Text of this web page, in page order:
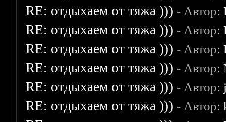
RE: отдыхаем от тяжа ))) - Автор:
RE: отдыхаем от тяжа ))) - Автор:
RE: отдыхаем от тяжа ))) - Автор:
RE: отдыхаем от тяжа ))) - Автор:
RE: отдыхаем от тяжа ))) - Автор:
RE: отдыхаем от тяжа ))) - Автор: